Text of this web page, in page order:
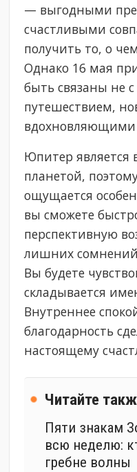
— выгодными
счастливыми
получить то, о
Однако 16 мая
быть связаны не
путешествием,
Юпитер
планетой,
ощущается
вы сможете
перспективную
лишних сомнений
Вы будете
складывается
Внутреннее
благодарность
настоящему
Читайте
Пяти знакам
всю неделю:
гребне волны